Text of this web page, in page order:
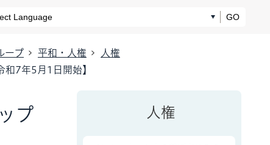
GO
ープ 平和・人権
人権
和7年5月1日開始】
プ
人権